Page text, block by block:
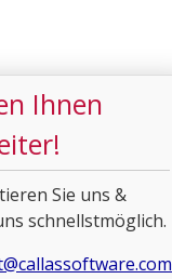
Ihnen
Sie uns &
schnellstmöglich.